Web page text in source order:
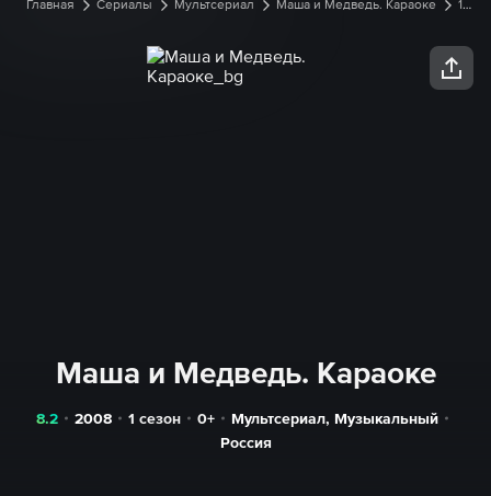
Главная Сериалы Мультсериал Маша и Медведь. Караоке
1
Маша и Медведь. Караоке
8.2 2008 1 сезон 0+ Мультсериал, Музыкальный
Россия